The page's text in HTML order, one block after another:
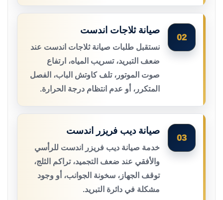
02
صيانة ثلاجات اندست
نستقبل طلبات صيانة ثلاجات اندست عند
ضعف التبريد، تسريب المياه، ارتفاع
صوت الموتور، تلف كاوتش الباب، الفصل
المتكرر، أو عدم انتظام درجة الحرارة.
03
صيانة ديب فريزر اندست
خدمة صيانة ديب فريزر اندست للرأسي
والأفقي عند ضعف التجميد، تراكم الثلج،
توقف الجهاز، سخونة الجوانب، أو وجود
مشكلة في دائرة التبريد.